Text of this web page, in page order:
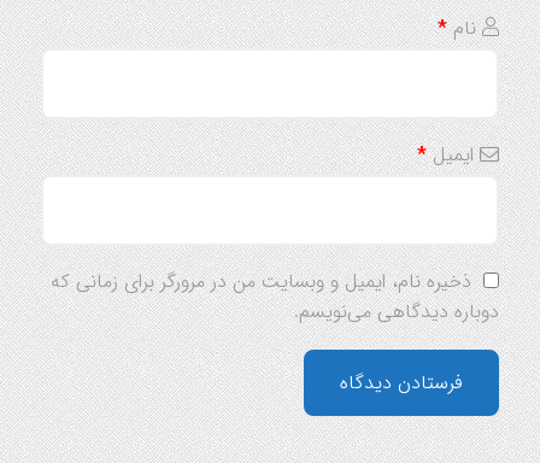
نام*
ایمیل*
ذخیره نام، ایمیل و وبسایت من در مرورگر برای زمانی که
دوباره دیدگاهی می‌نویسم.